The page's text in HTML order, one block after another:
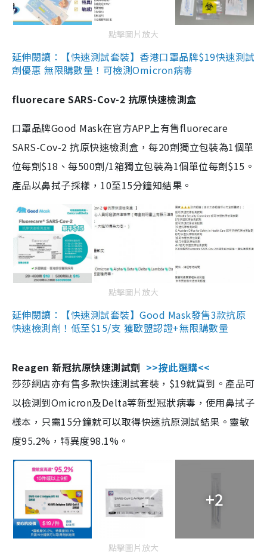
點擊圖片放大
延伸閱讀：【快速測試套裝】香港口罩品牌$19快速測試
劑優惠 無限購數量！可檢測Omicron病毒
fluorecare SARS-Cov-2 抗原快速檢測盒
口罩品牌Good Mask在官方APP上有售fluorecare
SARS-Cov-2 抗原快速檢測盒，每20劑獨立包裝為1個單
位每劑$18、每500劑/1箱獨立包裝為1個單位每劑$15。
產品以鼻拭子採樣，10至15分鐘知結果。
點擊圖片放大
延伸閱讀：【快速測試套裝】Good Mask發售3款抗原
快速檢測劑！低至$15/支 獲歐盟認證+無限購數量
Reagen 新冠抗原快速測試劑 >>按此選購<<
莎莎網店亦有售多款快速測試套裝，$19就買到。產品可
以檢測到Omicron及Delta等新型冠狀病毒，使用鼻拭子
樣本，只需15分鐘就可以取得快速抗原測試結果。靈敏
度95.2%，特異度98.1%。
+2
點擊圖片放大